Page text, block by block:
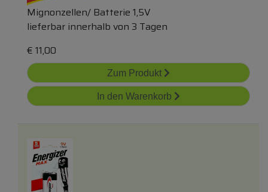
Mignonzellen/ Batterie 1,5V
lieferbar innerhalb von 3 Tagen
€ 11,00
Zum Produkt
In den Warenkorb